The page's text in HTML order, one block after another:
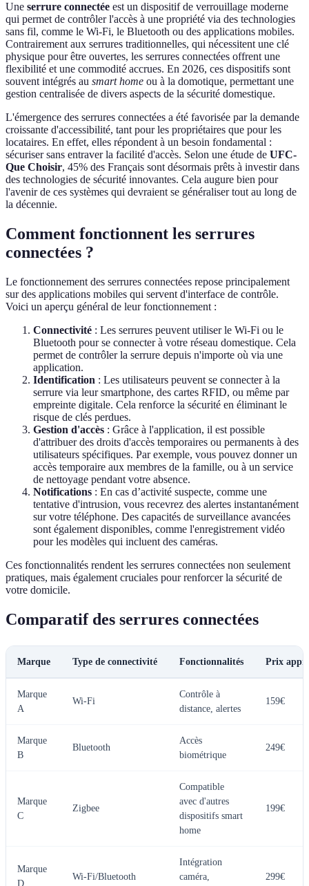
Une serrure connectée est un dispositif de verrouillage moderne
qui permet de contrôler l'accès à une propriété via des technologies
sans fil, comme le Wi-Fi, le Bluetooth ou des applications mobiles.
Contrairement aux serrures traditionnelles, qui nécessitent une clé
physique pour être ouvertes, les serrures connectées offrent une
flexibilité et une commodité accrues. En 2026, ces dispositifs sont
souvent intégrés au smart home ou à la domotique, permettant une
gestion centralisée de divers aspects de la sécurité domestique.
L'émergence des serrures connectées a été favorisée par la demande
croissante d'accessibilité, tant pour les propriétaires que pour les
locataires. En effet, elles répondent à un besoin fondamental :
sécuriser sans entraver la facilité d'accès. Selon une étude de UFC-
Que Choisir, 45% des Français sont désormais prêts à investir dans
des technologies de sécurité innovantes. Cela augure bien pour
l'avenir de ces systèmes qui devraient se généraliser tout au long de
la décennie.
Comment fonctionnent les serrures
connectées ?
Le fonctionnement des serrures connectées repose principalement
sur des applications mobiles qui servent d'interface de contrôle.
Voici un aperçu général de leur fonctionnement :
Connectivité : Les serrures peuvent utiliser le Wi-Fi ou le
Bluetooth pour se connecter à votre réseau domestique. Cela
permet de contrôler la serrure depuis n'importe où via une
application.
Identification : Les utilisateurs peuvent se connecter à la
serrure via leur smartphone, des cartes RFID, ou même par
empreinte digitale. Cela renforce la sécurité en éliminant le
risque de clés perdues.
Gestion d'accès : Grâce à l'application, il est possible
d'attribuer des droits d'accès temporaires ou permanents à des
utilisateurs spécifiques. Par exemple, vous pouvez donner un
accès temporaire aux membres de la famille, ou à un service
de nettoyage pendant votre absence.
Notifications : En cas d’activité suspecte, comme une
tentative d'intrusion, vous recevrez des alertes instantanément
sur votre téléphone. Des capacités de surveillance avancées
sont également disponibles, comme l'enregistrement vidéo
pour les modèles qui incluent des caméras.
Ces fonctionnalités rendent les serrures connectées non seulement
pratiques, mais également cruciales pour renforcer la sécurité de
votre domicile.
Comparatif des serrures connectées
Marque Type de connectivité Fonctionnalités Prix
Marque
A
Wi-Fi
Contrôle à
distance, alertes
159€
Marque
B
Bluetooth
Accès
biométrique
249€
Marque
C
Zigbee
Compatible
avec d'autres
dispositifs smart
home
199€
Marque
D
Wi-Fi/Bluetooth
Intégration
caméra,
299€